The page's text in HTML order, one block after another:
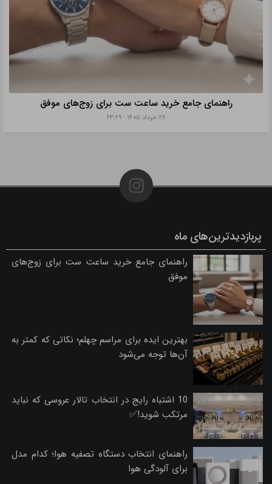
راهنمای جامع خرید ساعت ست برای زوج‌های موفق
۲۶ خرداد ۱۴۰۵ - ۲۳:۲۹
پربازدیدترین‌های ماه
راهنمای جامع خرید ساعت ست برای زوج‌های
موفق
بهترین ایده برای مراسم چهلم؛ نکاتی که کمتر به
آن‌ها توجه می‌شود
10 اشتباه رایج در انتخاب تالار عروسی که نباید
مرتکب شوید!✅
راهنمای انتخاب دستگاه تصفیه هوا؛ کدام مدل
برای آلودگی هوا